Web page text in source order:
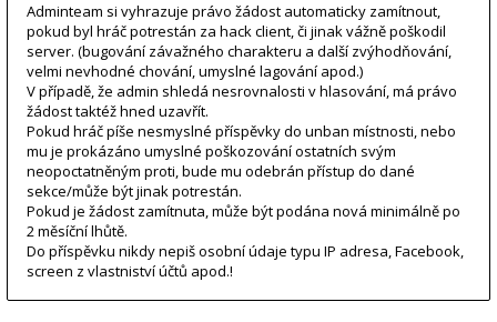
Adminteam si vyhrazuje právo žádost automaticky zamítnout,
pokud byl hráč potrestán za hack client, či jinak vážně poškodil
server. (bugování závažného charakteru a další zvýhodňování,
velmi nevhodné chování, umyslné lagování apod.)
V případě, že admin shledá nesrovnalosti v hlasování, má právo
žádost taktéž hned uzavřít.
Pokud hráč píše nesmyslné příspěvky do unban místnosti, nebo
mu je prokázáno umyslné poškozování ostatních svým
neopoctatněným proti, bude mu odebrán přístup do dané
sekce/může být jinak potrestán.
Pokud je žádost zamítnuta, může být podána nová minimálně po
2 měsíční lhůtě.
Do příspěvku nikdy nepiš osobní údaje typu IP adresa, Facebook,
screen z vlastniství účtů apod.!